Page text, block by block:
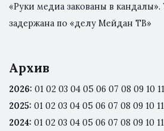
«Руки медиа закованы в
задержана по «делу Мейдан ТВ»
Архив
2026: 01 02 03 04 05 06 07 08 09 10 11
2025: 01 02 03 04 05 06 07 08 09 10 11
2024: 01 02 03 04 05 06 07 08 09 10 11